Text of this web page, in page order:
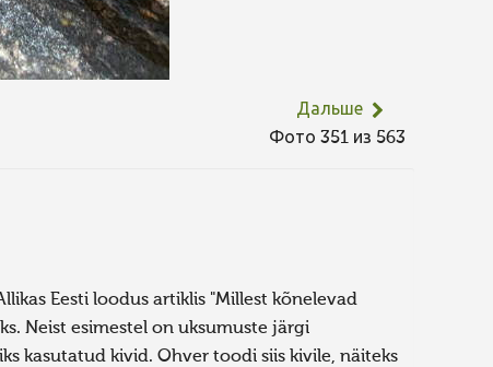
Дальше
Фото 351 из 563
Eesti loodus artiklis "Millest kõnelevad
Neist esimestel on uksumuste järgi
kasutatud kivid. Ohver toodi siis kivile, näiteks